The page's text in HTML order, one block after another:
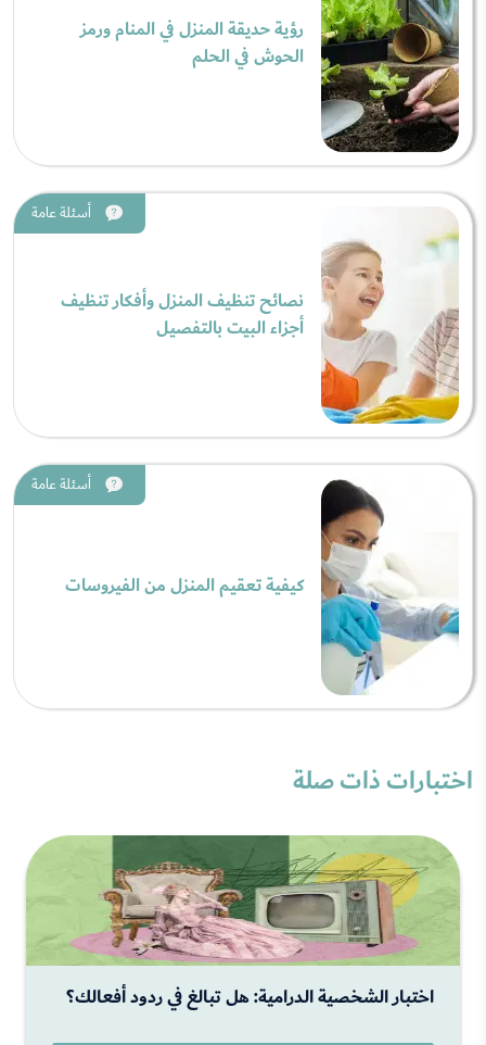
رؤية حديقة المنزل في المنام ورمز
الحوش في الحلم
أسئلة عامة
نصائح تنظيف المنزل وأفكار تنظيف
أجزاء البيت بالتفصيل
أسئلة عامة
كيفية تعقيم المنزل من الفيروسات
اختبارات ذات صلة
اختبار الشخصية الدرامية: هل تبالغ في ردود أفعالك؟